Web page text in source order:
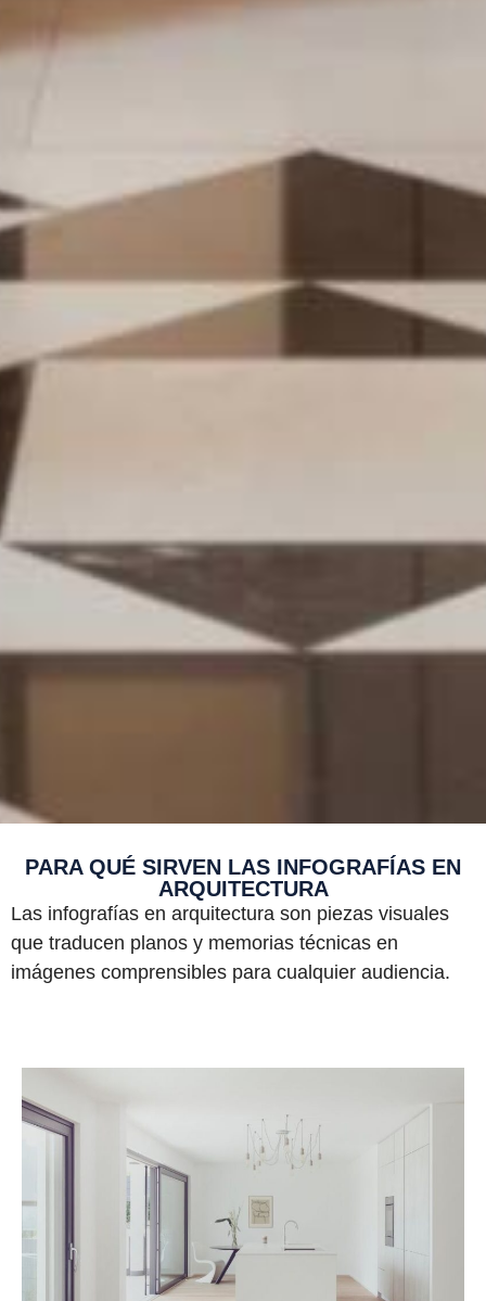
PARA QUÉ SIRVEN LAS INFOGRAFÍAS EN
ARQUITECTURA
Las infografías en arquitectura son piezas visuales
que traducen planos y memorias técnicas en
imágenes comprensibles para cualquier audiencia.